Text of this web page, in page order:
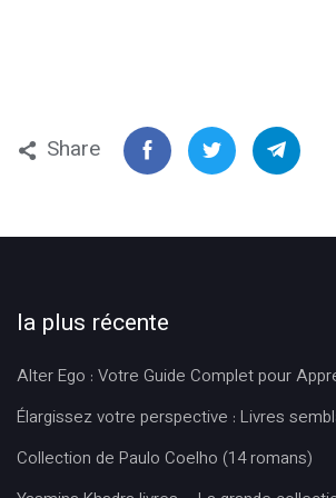
Share
la plus récente
Alter Ego : Votre Guide Complet pour
Élargissez votre perspective : Livres
Collection de Paulo Coelho (14 romans)